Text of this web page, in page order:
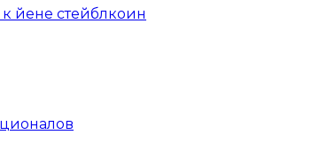
йене стейблкоин